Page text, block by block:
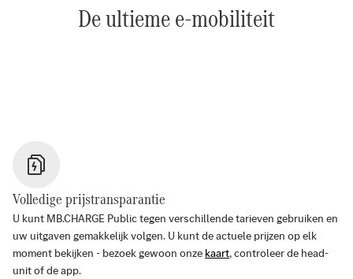
De ultieme e-mobiliteit
Volledige prijstransparantie
U kunt MB.CHARGE Public tegen verschillende tarieven gebruiken en
uw uitgaven gemakkelijk volgen. U kunt de actuele prijzen op elk
moment bekijken - bezoek gewoon onze kaart, controleer de head-
unit of de app.